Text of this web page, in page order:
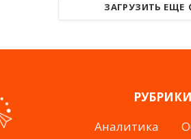
ЗАГРУЗИТЬ ЕЩЕ
РУБРИКИ
Аналитика